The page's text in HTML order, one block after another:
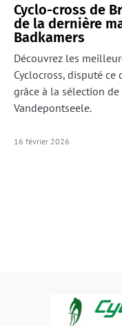
Cyclo-cross de
de la dernière
Badkamers
Découvrez les
Cyclocross, disputé
grâce à la sélection
Vandepontseele.
16 février 2026